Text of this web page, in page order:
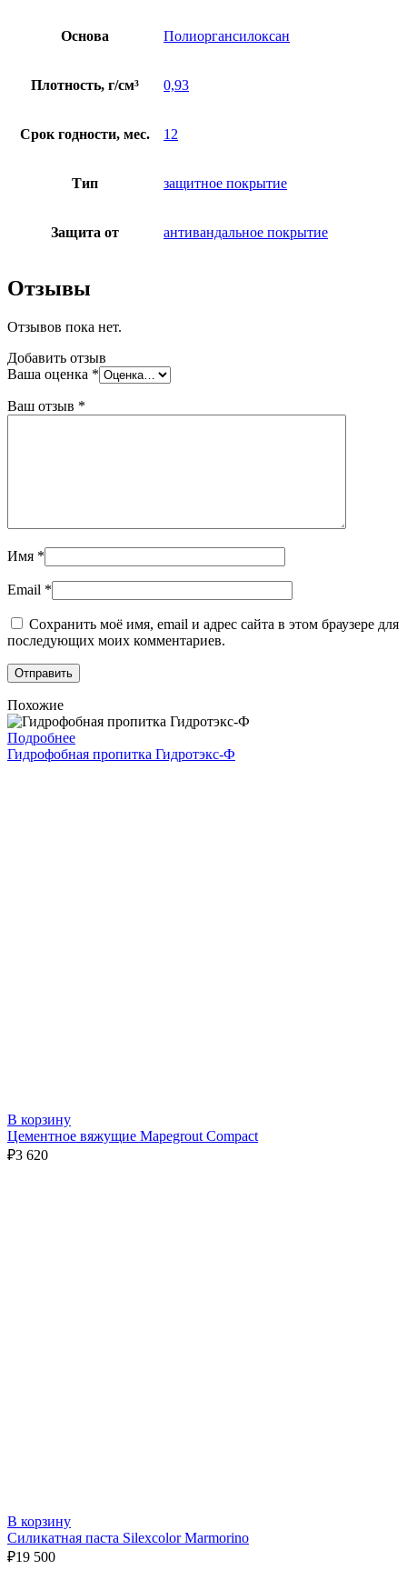
Основа Полиоргансилоксан
Плотность, г/см³ 0,93
Срок годности, мес. 12
Тип защитное покрытие
Защита от антивандальное покрытие
Отзывы
Отзывов пока нет.
Добавить отзыв
Ваша оценка *
Ваш отзыв *
Имя *
Email *
Сохранить моё имя, email и адрес сайта в этом браузере для
последующих моих комментариев.
Похожие
Подробнее
Гидрофобная пропитка Гидротэкс-Ф
В корзину
Цементное вяжущие Mapegrout Compact
₽3 620
В корзину
Силикатная паста Silexcolor Marmorino
₽19 500